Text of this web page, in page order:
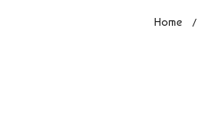
Home /